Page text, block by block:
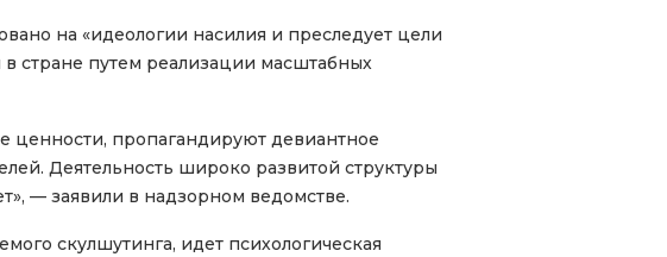
на «идеологии насилия и преследует цели
стране путем реализации масштабных
пропагандируют девиантное
Деятельность широко развитой структуры
— заявили в надзорном ведомстве.
скулшутинга, идет психологическая